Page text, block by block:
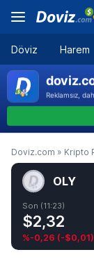
Döviz Harem
Doviz.com » Kripto
OLY
Son (11:23)
$2,32
%-0,26 (-$0,01)